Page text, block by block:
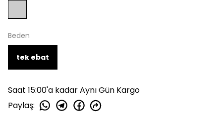
Beden
tek ebat
Saat 15:00'a kadar Aynı Gün Kargo
Paylaş: